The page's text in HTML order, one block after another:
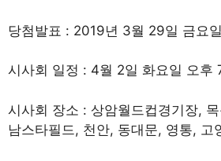
당첨발표 : 2019년 3월 29일 금요
시사회 일정 : 4월 2일 화요일 오후
시사회 장소 : 상암월드컵경기장,
남스타필드, 천안, 동대문, 영통, 고